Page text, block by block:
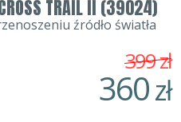
TRAIL II (39024)
źródło światła
360zł
399zł